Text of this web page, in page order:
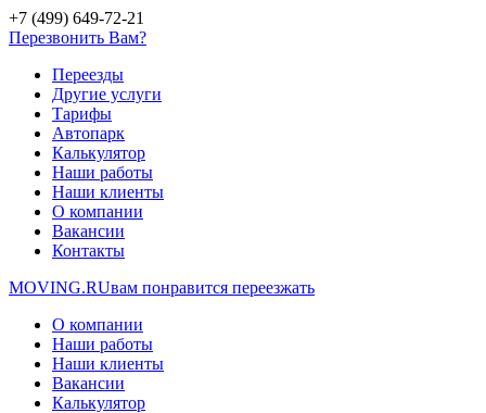
+7 (499) 649-72-21
Перезвонить Вам?
Переезды
Другие услуги
Тарифы
Автопарк
Калькулятор
Наши работы
Наши клиенты
О компании
Вакансии
Контакты
MOVING.RUвам понравится переезжать
О компании
Наши работы
Наши клиенты
Вакансии
Калькулятор